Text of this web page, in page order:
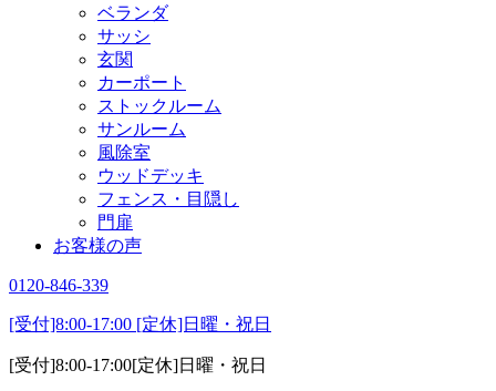
ベランダ
サッシ
玄関
カーポート
ストックルーム
サンルーム
風除室
ウッドデッキ
フェンス・目隠し
門扉
お客様の声
0120-846-339
[受付]8:00-17:00 [定休]日曜・祝日
[受付]8:00-17:00[定休]日曜・祝日